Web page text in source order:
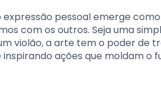
pessoal emerge
com os outros. Seja uma
violão, a arte tem o poder de
ações que moldam o